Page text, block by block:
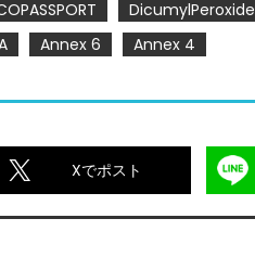
DicumylPeroxide
Annex 6 Annex 4
Xでポスト